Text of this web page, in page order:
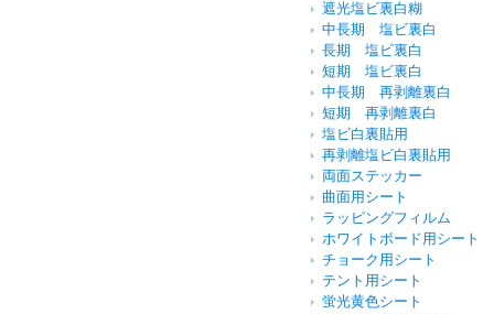
遮光塩ビ裏白糊
中長期 塩ビ裏白
長期 塩ビ裏白
短期 塩ビ裏白
中長期 再剥離裏白
短期 再剥離裏白
塩ビ白裏貼用
再剥離塩ビ白裏貼用
両面ステッカー
曲面用シート
ラッピングフィルム
ホワイトボード用シート
チョーク用シート
テント用シート
蛍光黄色シート